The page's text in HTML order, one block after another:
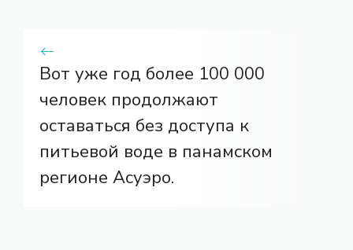
Вот уже год более 100 000
человек продолжают
оставаться без доступа к
питьевой воде в панамском
регионе Асуэро.